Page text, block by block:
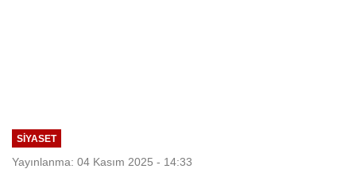
SIYASET
Yayınlanma: 04 Kasım 2025 - 14:33